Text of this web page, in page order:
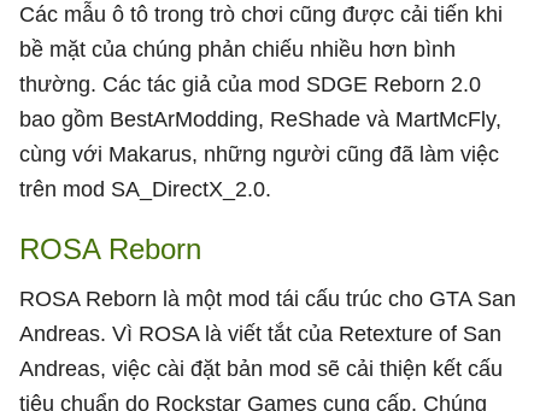
Các mẫu ô tô trong trò chơi cũng được cải tiến khi
bề mặt của chúng phản chiếu nhiều hơn bình
thường. Các tác giả của mod SDGE Reborn 2.0
bao gồm BestArModding, ReShade và MartMcFly,
cùng với Makarus, những người cũng đã làm việc
trên mod SA_DirectX_2.0.
ROSA Reborn
ROSA Reborn là một mod tái cấu trúc cho GTA San
Andreas. Vì ROSA là viết tắt của Retexture of San
Andreas, việc cài đặt bản mod sẽ cải thiện kết cấu
tiêu chuẩn do Rockstar Games cung cấp. Chúng